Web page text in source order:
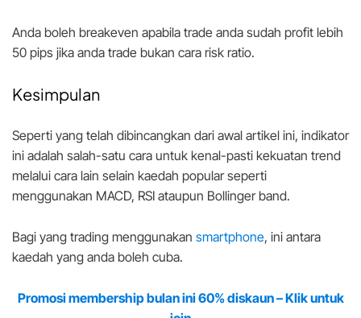
Anda boleh breakeven apabila trade anda sudah profit lebih
50 pips jika anda trade bukan cara risk ratio.
Kesimpulan
Seperti yang telah dibincangkan dari awal artikel ini, indikator
ini adalah salah-satu cara untuk kenal-pasti kekuatan trend
melalui cara lain selain kaedah popular seperti
menggunakan MACD, RSI ataupun Bollinger band.
Bagi yang trading menggunakan smartphone, ini antara
kaedah yang anda boleh cuba.
Promosi membership bulan ini 60% diskaun – Klik untuk